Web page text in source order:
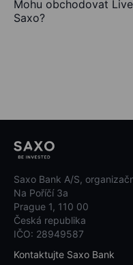
Mohu obchodovat
Saxo?
Saxo Bank A/S,
Na Poříčí 3a
Prague 1, 110 00
Česká republika
IČO: 28949587
Kontaktujte Saxo Bank